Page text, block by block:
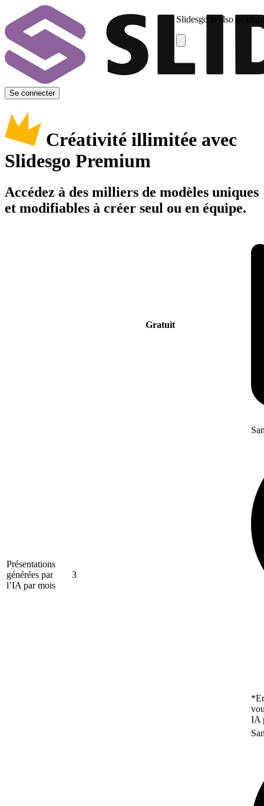
Slidesgo is also
Se connecter
Créativité illimitée avec
Slidesgo Premium
Accédez à des milliers de modèles uniques
et modifiables à créer seul ou en équipe.
Gratuit
Présentations
générées par
l’IA par mois
3
IA